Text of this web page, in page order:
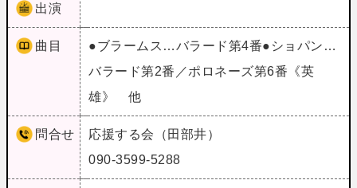
出演
曲目
●ブラームス…バラード第4番●ショパン…
バラード第2番／ポロネーズ第6番《英
雄》 他
問合せ
応援する会（田部井）
090-3599-5288